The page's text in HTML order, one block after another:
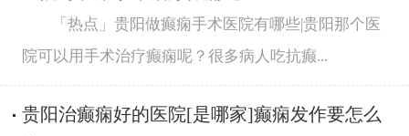
「热点」贵阳做癫痫手术医院有哪些|贵阳那个医
院可以用手术治疗癫痫呢？很多病人吃抗癫...
贵阳治癫痫好的医院[是哪家]癫痫发作要怎么